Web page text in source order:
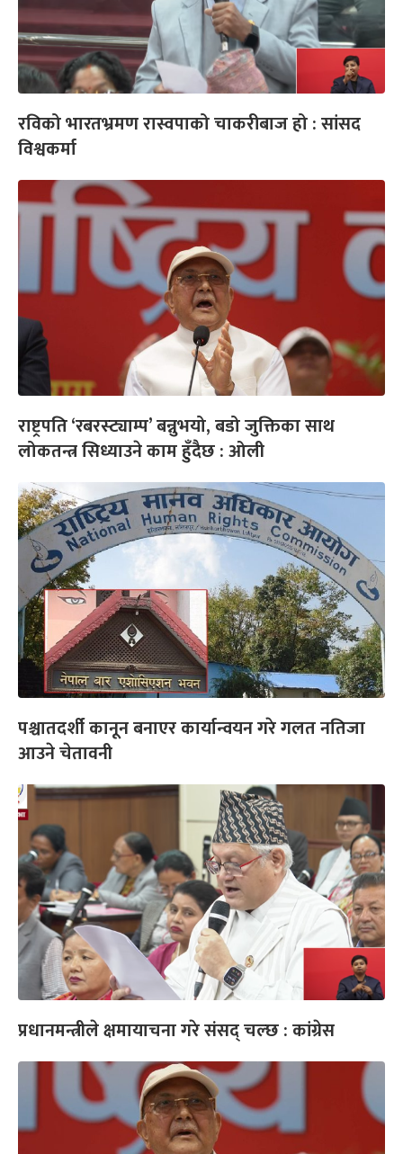
रविको भारतभ्रमण रास्वपाको चाकरीबाज हो : सांसद
विश्वकर्मा
राष्ट्रपति ‘रबरस्ट्याम्प’ बन्नुभयो, बडो जुक्तिका साथ
लोकतन्त्र सिध्याउने काम हुँदैछ : ओली
पश्चातदर्शी कानून बनाएर कार्यान्वयन गरे गलत नतिजा
आउने चेतावनी
प्रधानमन्त्रीले क्षमायाचना गरे संसद् चल्छ : कांग्रेस